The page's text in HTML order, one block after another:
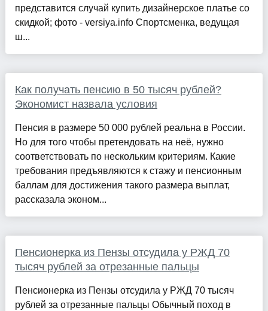
представится случай купить дизайнерское платье со
скидкой; фото - versiya.info Спортсменка, ведущая
ш...
Как получать пенсию в 50 тысяч рублей?
Экономист назвала условия
Пенсия в размере 50 000 рублей реальна в России.
Но для того чтобы претендовать на неё, нужно
соответствовать по нескольким критериям. Какие
требования предъявляются к стажу и пенсионным
баллам для достижения такого размера выплат,
рассказала эконом...
Пенсионерка из Пензы отсудила у РЖД 70
тысяч рублей за отрезанные пальцы
Пенсионерка из Пензы отсудила у РЖД 70 тысяч
рублей за отрезанные пальцы Обычный поход в